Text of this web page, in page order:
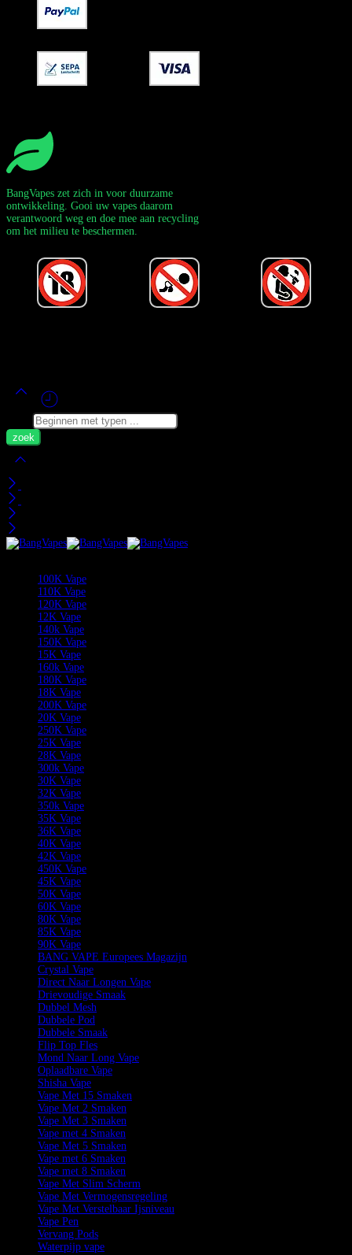
BangVapes zet zich in voor duurzame
ontwikkeling. Gooi uw vapes daarom
verantwoord weg en doe mee aan recycling
om het milieu te beschermen.
100K Vape
110K Vape
120K Vape
12K Vape
140k Vape
150K Vape
15K Vape
160k Vape
180K Vape
18K Vape
200K Vape
20K Vape
250K Vape
25K Vape
28K Vape
300k Vape
30K Vape
32K Vape
350k Vape
35K Vape
36K Vape
40K Vape
42K Vape
450K Vape
45K Vape
50K Vape
60K Vape
80K Vape
85K Vape
90K Vape
BANG VAPE Europees Magazijn
Crystal Vape
Direct Naar Longen Vape
Drievoudige Smaak
Dubbel Mesh
Dubbele Pod
Dubbele Smaak
Flip Top Fles
Mond Naar Long Vape
Oplaadbare Vape
Shisha Vape
Vape Met 15 Smaken
Vape Met 2 Smaken
Vape Met 3 Smaken
Vape met 4 Smaken
Vape Met 5 Smaken
Vape met 6 Smaken
Vape met 8 Smaken
Vape Met Slim Scherm
Vape Met Vermogensregeling
Vape Met Verstelbaar Ijsniveau
Vape Pen
Vervang Pods
Waterpijp vape